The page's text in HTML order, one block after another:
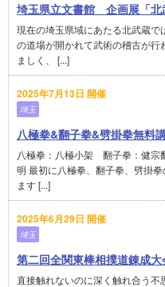
埼玉県立文書館 企画展「北
現在の埼玉県域にあたる北武蔵で
の道場が開かれて武術の稽古が
ましく、 [...]
2025年7月13日 開催
埼玉
八極拳&翻子拳&劈掛拳無料
八極拳：八極小架 翻子拳：健
明 最初に八極拳、翻子拳、劈掛
ます [...]
2025年6月29日 開催
埼玉
第二回全関東棒相撲道錬成大
直接触れないのに深く触れ合う